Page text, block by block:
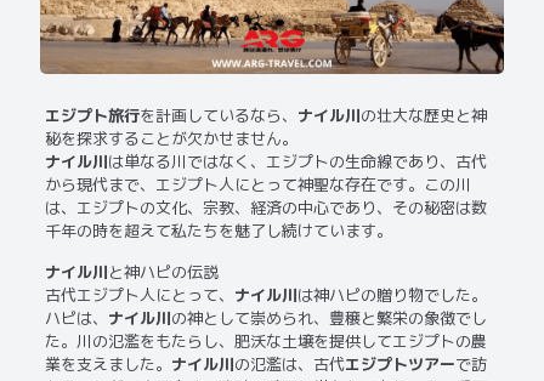
エジプト旅行を計画しているなら、 ナイル川の壮大な歴史と神
秘を探求することが欠かせません。
ナイル川は単なる川ではなく、エジプトの生命線であり、古代
から現代まで、エジプト人にとって神聖な存在です。この川
は、エジプトの文化、宗教、経済の中心であり、その秘密は数
千年の時を超えて私たちを魅了し続けています。
ナイル川と神ハピの伝説
古代エジプト人にとって、 ナイル川は神ハピの贈り物でした。
ハピは、 ナイル川の神として崇められ、豊穣と繁栄の象徴でし
た。川の氾濫をもたらし、肥沃な土壌を提供してエジプトの農
業を支えました。 ナイル川の氾濫は、古代エジプトツアーで訪